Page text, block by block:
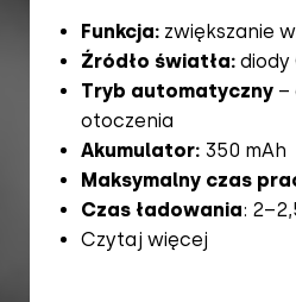
Funkcja:zwiększanie
Źródło światła:diody
Tryb automatyczny–
otoczenia
Akumulator:350 mAh
Maksymalny czas
Czas ładowania:
Czytaj więcej